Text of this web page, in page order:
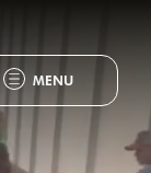
MENU